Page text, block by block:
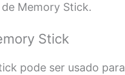
Memory Stick.
Stick
pode ser usado para